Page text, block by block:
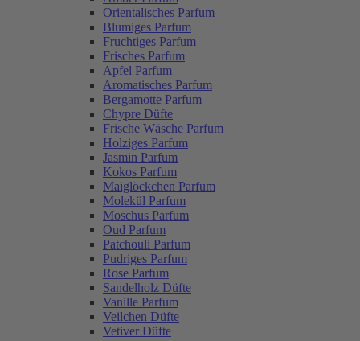
Orientalisches Parfum
Blumiges Parfum
Fruchtiges Parfum
Frisches Parfum
Apfel Parfum
Aromatisches Parfum
Bergamotte Parfum
Chypre Düfte
Frische Wäsche Parfum
Holziges Parfum
Jasmin Parfum
Kokos Parfum
Maiglöckchen Parfum
Molekül Parfum
Moschus Parfum
Oud Parfum
Patchouli Parfum
Pudriges Parfum
Rose Parfum
Sandelholz Düfte
Vanille Parfum
Veilchen Düfte
Vetiver Düfte